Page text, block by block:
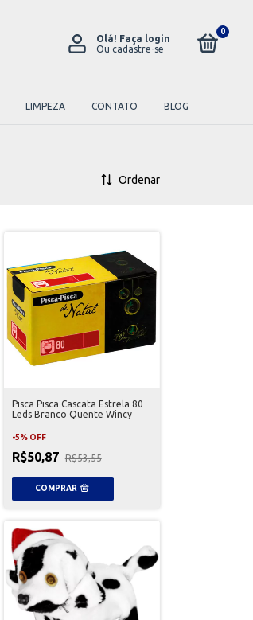
Olá! Faça login
Ou cadastre-se
0
LIMPEZA CONTATO BLOG
Ordenar
Pisca Pisca Cascata Estrela 80
Leds Branco Quente Wincy
-5% OFF
R$50,87 R$53,55